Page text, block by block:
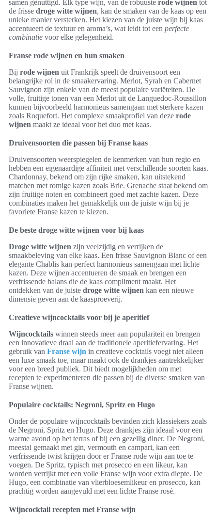
samen genuttigd. Elk type wijn, van de robuuste rode wijnen tot
de frisse droge witte wijnen, kan de smaken van de kaas op een
unieke manier versterken. Het kiezen van de juiste wijn bij kaas
accentueert de textuur en aroma’s, wat leidt tot een perfecte
combinatie voor elke gelegenheid.
Franse rode wijnen en hun smaken
Bij rode wijnen uit Frankrijk speelt de druivensoort een
belangrijke rol in de smaakervaring. Merlot, Syrah en Cabernet
Sauvignon zijn enkele van de meest populaire variëteiten. De
volle, fruitige tonen van een Merlot uit de Languedoc-Roussillon
kunnen bijvoorbeeld harmonieus samengaan met sterkere kazen
zoals Roquefort. Het complexe smaakprofiel van deze rode
wijnen maakt ze ideaal voor het duo met kaas.
Druivensoorten die passen bij Franse kaas
Druivensoorten weerspiegelen de kenmerken van hun regio en
hebben een eigenaardige affiniteit met verschillende soorten kaas.
Chardonnay, bekend om zijn rijke smaken, kan uitstekend
matchen met romige kazen zoals Brie. Grenache staat bekend om
zijn fruitige noten en combineert goed met zachte kazen. Deze
combinaties maken het gemakkelijk om de juiste wijn bij je
favoriete Franse kazen te kiezen.
De beste droge witte wijnen voor bij kaas
Droge witte wijnen zijn veelzijdig en verrijken de
smaakbeleving van elke kaas. Een frisse Sauvignon Blanc of een
elegante Chablis kan perfect harmonieus samengaan met lichte
kazen. Deze wijnen accentueren de smaak en brengen een
verfrissende balans die de kaas compliment maakt. Het
ontdekken van de juiste droge witte wijnen kan een nieuwe
dimensie geven aan de kaasproeverij.
Creatieve wijncocktails voor bij je aperitief
Wijncocktails winnen steeds meer aan populariteit en brengen
een innovatieve draai aan de traditionele aperitiefervaring. Het
gebruik van Franse wijn in creatieve cocktails voegt niet alleen
een luxe smaak toe, maar maakt ook de drankjes aantrekkelijker
voor een breed publiek. Dit biedt mogelijkheden om met
recepten te experimenteren die passen bij de diverse smaken van
Franse wijnen.
Populaire cocktails: Negroni, Spritz en Hugo
Onder de populaire wijncocktails bevinden zich klassiekers zoals
de Negroni, Spritz en Hugo. Deze drankjes zijn ideaal voor een
warme avond op het terras of bij een gezellig diner. De Negroni,
meestal gemaakt met gin, vermouth en campari, kan een
verfrissende twist krijgen door er Franse rode wijn aan toe te
voegen. De Spritz, typisch met prosecco en een likeur, kan
worden verrijkt met een volle Franse wijn voor extra diepte. De
Hugo, een combinatie van vlierbloesemlikeur en prosecco, kan
prachtig worden aangevuld met een lichte Franse rosé.
Wijncocktail recepten met Franse wijn